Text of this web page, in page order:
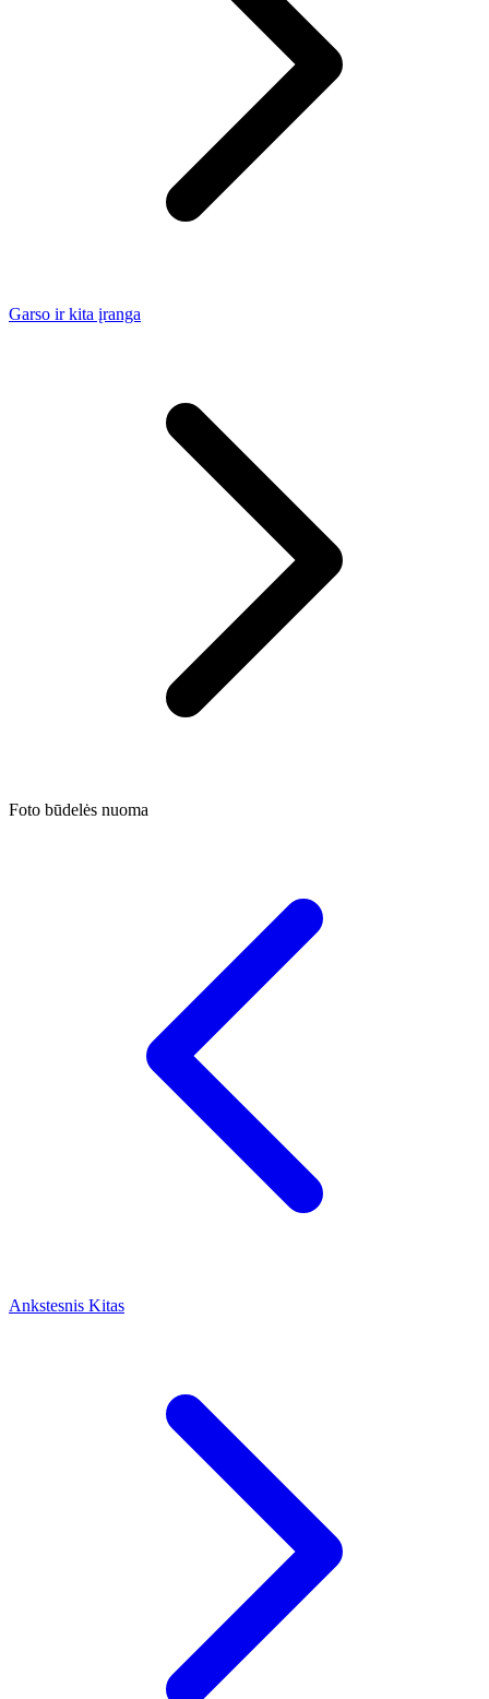
Garso ir kita įranga
Foto būdelės nuoma
Ankstesnis Kitas